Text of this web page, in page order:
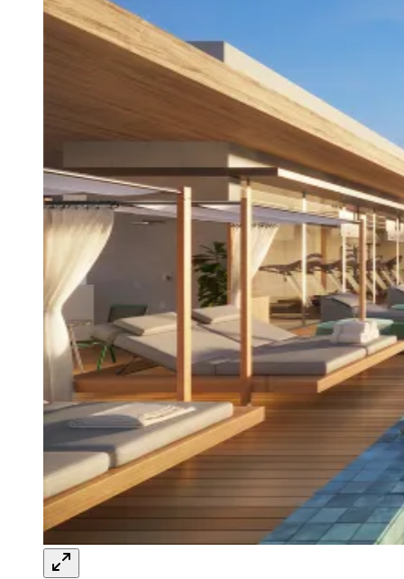
Para Sua Empresa
Anuncie Regional
Guia de Empresas
Vagas na Região
Selo Verificado
Agenda de Vestibulares
Vagas de Emprego
Concursos
Panorama Econômico
Panorama Econômico
Para Sua Empresa
Anuncie no Portal
Verificar EmpresaNovo
Anunciar VagasNovo
Publicidade Legal
NBA
NFL
Fórmula 1
Tênis (ATP)
MLB
NHL
Atletismo
NBB